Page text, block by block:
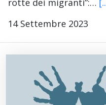
rotte dei migranti”:…
14 Settembre 2023